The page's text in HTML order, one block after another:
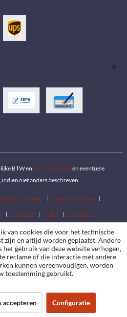
BTW en verzendkosten en eventuele
niet anders beschreven
zoeken
Dealer worden
Contact Jobs Locaties
van cookies die voor het technische
zijn en altijd worden geplaatst. Andere
gebruik van deze website verhogen,
reclame of die interactie met andere
kunnen vereenvoudigen, worden
toestemming gebruikt.
accepteren Configuratie